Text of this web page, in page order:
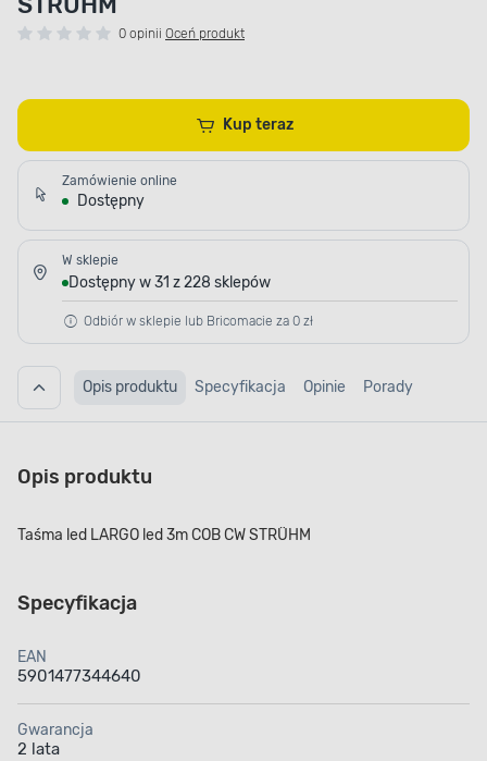
0 opinii Oceń produkt
Kup teraz
Zamówienie online
Dostępny
W sklepie
Dostępny w 31 z 228 sklepów
Odbiór w sklepie lub Bricomacie za 0 zł
Opis produktu Specyfikacja Opinie Porady
Opis produktu
Taśma led LARGO led 3m COB CW STRÜHM
Specyfikacja
EAN
5901477344640
Gwarancja
2 lata